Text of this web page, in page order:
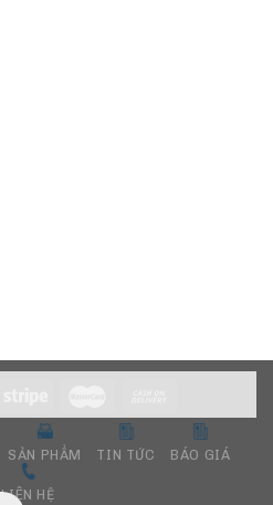
SẢN PHẨM TIN TỨC BÁO GIÁ
LIÊN HỆ